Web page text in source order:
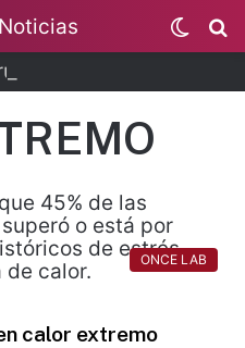
Switch
skin
ONCE LAB
calor extremo